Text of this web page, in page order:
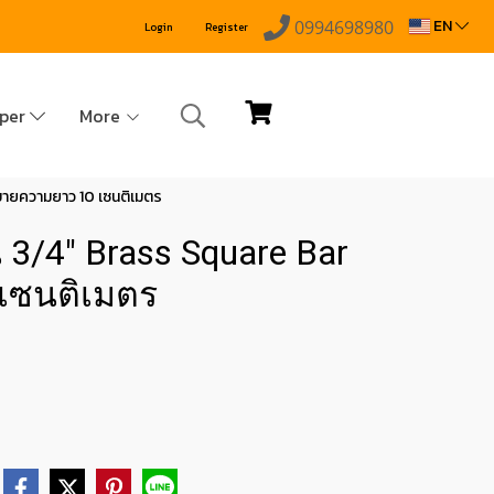
Login Register 0994698980 EN
More
ความยาว 10 เซนติเมตร
4" Brass Square Bar
ซนติเมตร